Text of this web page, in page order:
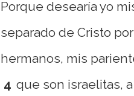
Porque desearía yo
separado de Cristo
hermanos, mis
4 que son israelitas,